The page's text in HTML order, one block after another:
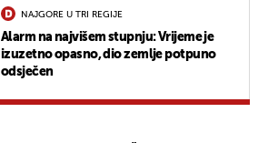
NAJGORE U TRI REGIJE
Alarm na najvišem stupnju: Vrijeme je
izuzetno opasno, dio zemlje potpuno
odsječen